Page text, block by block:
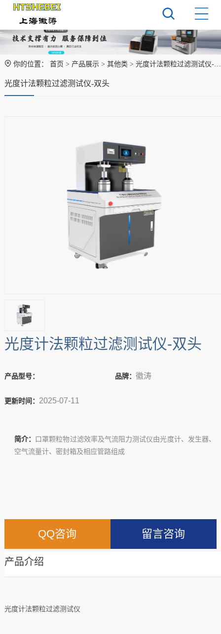
你的位置： 首页 > 产品展示> 其他类 > 光度计法颗粒过滤测试仪-双头
光度计法颗粒过滤测试仪-双头
光度计法颗粒过滤测试仪-双头
产品型号： 品牌： 徽涛
更新时间： 2025-07-11
简介：
口罩颗粒物过滤效率及气流阻力测试仪由光度计、发生器、
空气流量计、密封箱及相应管路组成
QQ咨询 留言咨询
产品介绍
光度计法颗粒过滤测试仪